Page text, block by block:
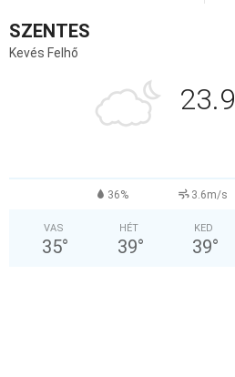
SZENTES
Kevés Felhő
23.9
36% 3.6m/s
VAS
35°
HÉT
39°
KED
39°